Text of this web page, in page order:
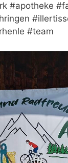
#apotheke
#team